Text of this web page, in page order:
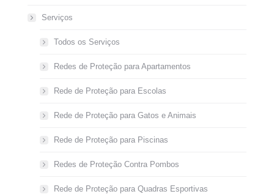
Serviços
Todos os Serviços
Redes de Proteção para Apartamentos
Rede de Proteção para Escolas
Rede de Proteção para Gatos e Animais
Rede de Proteção para Piscinas
Redes de Proteção Contra Pombos
Rede de Proteção para Quadras Esportivas